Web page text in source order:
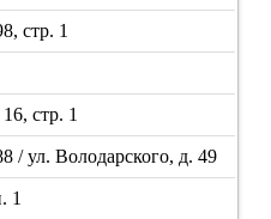
стр. 1
стр. 1
/ ул. Володарского, д. 49
1